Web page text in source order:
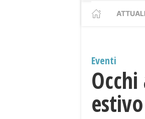
Eventi